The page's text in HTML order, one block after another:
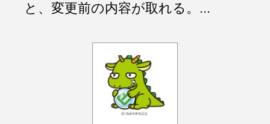
と、変更前の内容が取れる。...